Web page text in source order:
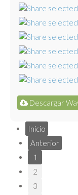
Descargar
Inicio
Anterior
1
2
3